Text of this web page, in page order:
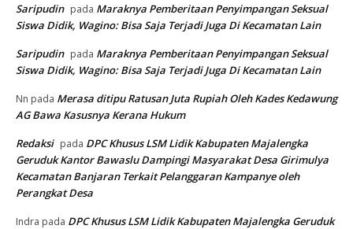
Saripudin pada Maraknya Pemberitaan Penyimpangan Seksual
Siswa Didik, Wagino: Bisa Saja Terjadi Juga Di Kecamatan Lain
Saripudin pada Maraknya Pemberitaan Penyimpangan Seksual
Siswa Didik, Wagino: Bisa Saja Terjadi Juga Di Kecamatan Lain
Nn pada Merasa ditipu Ratusan Juta Rupiah Oleh Kades Kedawung
AG Bawa Kasusnya Kerana Hukum
Redaksi pada DPC Khusus LSM Lidik Kabupaten Majalengka
Geruduk Kantor Bawaslu Dampingi Masyarakat Desa Girimulya
Kecamatan Banjaran Terkait Pelanggaran Kampanye oleh
Perangkat Desa
Indra pada DPC Khusus LSM Lidik Kabupaten Majalengka Geruduk